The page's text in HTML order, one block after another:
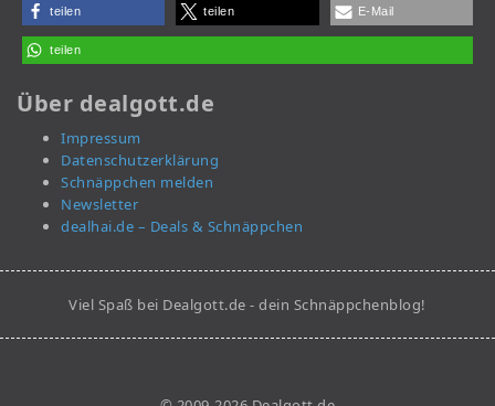
teilen teilen E-Mail
teilen
Über dealgott.de
Impressum
Datenschutzerklärung
Schnäppchen melden
Newsletter
dealhai.de – Deals & Schnäppchen
Viel Spaß bei Dealgott.de - dein Schnäppchenblog!